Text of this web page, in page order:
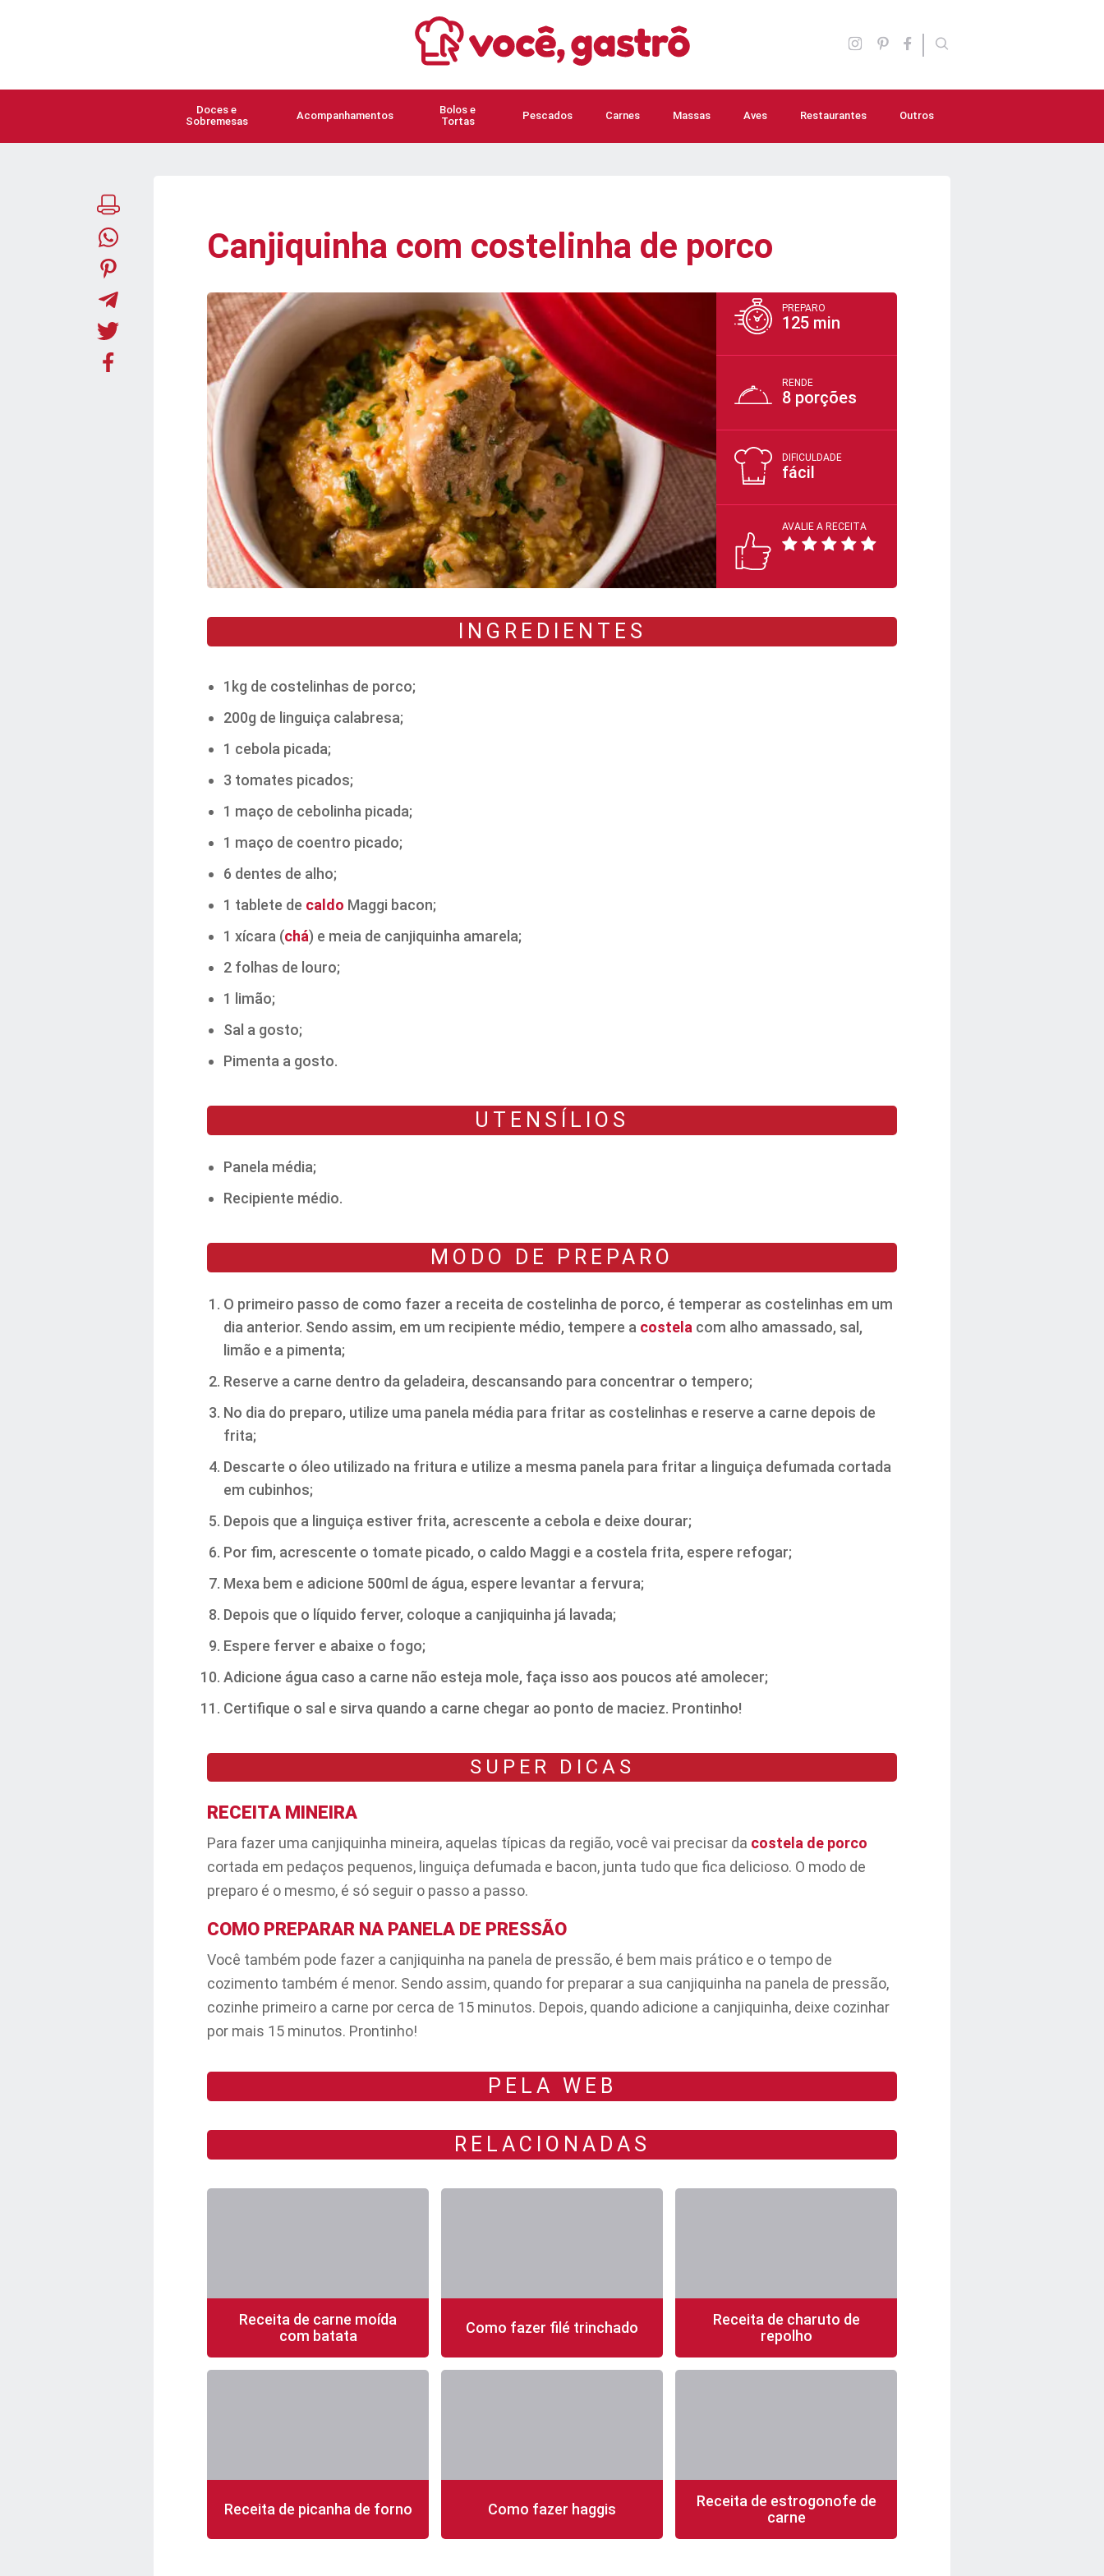
Doces e
Sobremesas
Acompanhamentos
Bolos e
Tortas
Pescados Carnes Massas Aves Restaurantes Outros
Sopas e caldos
Canjiquinha com costelinha de porco
PREPARO
125 min
RENDE
8 porções
DIFICULDADE
fácil
AVALIE A RECEITA
INGREDIENTES
1kg de costelinhas de porco;
200g de linguiça calabresa;
1 cebola picada;
3 tomates picados;
1 maço de cebolinha picada;
1 maço de coentro picado;
6 dentes de alho;
1 tablete de caldo Maggi bacon;
1 xícara (chá) e meia de canjiquinha amarela;
2 folhas de louro;
1 limão;
Sal a gosto;
Pimenta a gosto.
UTENSÍLIOS
Panela média;
Recipiente médio.
MODO DE PREPARO
O primeiro passo de como fazer a receita de costelinha de porco, é temperar as costelinhas em um
dia anterior. Sendo assim, em um recipiente médio, tempere a costela com alho amassado, sal,
limão e a pimenta;
Reserve a carne dentro da geladeira, descansando para concentrar o tempero;
No dia do preparo, utilize uma panela média para fritar as costelinhas e reserve a carne depois de
frita;
Descarte o óleo utilizado na fritura e utilize a mesma panela para fritar a linguiça defumada cortada
em cubinhos;
Depois que a linguiça estiver frita, acrescente a cebola e deixe dourar;
Por fim, acrescente o tomate picado, o caldo Maggi e a costela frita, espere refogar;
Mexa bem e adicione 500ml de água, espere levantar a fervura;
Depois que o líquido ferver, coloque a canjiquinha já lavada;
Espere ferver e abaixe o fogo;
Adicione água caso a carne não esteja mole, faça isso aos poucos até amolecer;
Certifique o sal e sirva quando a carne chegar ao ponto de maciez. Prontinho!
SUPER DICAS
RECEITA MINEIRA
Para fazer uma canjiquinha mineira, aquelas típicas da região, você vai precisar da costela de porco
cortada em pedaços pequenos, linguiça defumada e bacon, junta tudo que fica delicioso. O modo de
preparo é o mesmo, é só seguir o passo a passo.
COMO PREPARAR NA PANELA DE PRESSÃO
Você também pode fazer a canjiquinha na panela de pressão, é bem mais prático e o tempo de
cozimento também é menor. Sendo assim, quando for preparar a sua canjiquinha na panela de pressão,
cozinhe primeiro a carne por cerca de 15 minutos. Depois, quando adicione a canjiquinha, deixe cozinhar
por mais 15 minutos. Prontinho!
PELA WEB
RELACIONADAS
Receita de carne moída
com batata
4 porções
Como fazer filé trinchado
Receita de charuto de
repolho
8 porções
Receita de picanha de forno Como fazer haggis
Receita de estrogonofe de
carne
4 porções